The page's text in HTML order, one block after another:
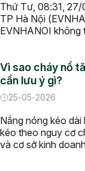
Thứ Tư, 08:31,
TP Hà Nội
EVNHANOI không
Vì sao cháy nổ
cần lưu ý gì?
25-05-2026
Nắng nóng kéo dài
kéo theo nguy cơ
và cơ sở kinh